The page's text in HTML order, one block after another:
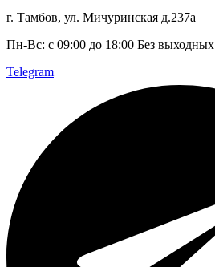
г. Тамбов, ул. Мичуринская д.237а
Пн-Вс: с 09:00 до 18:00 Без выходных
Telegram